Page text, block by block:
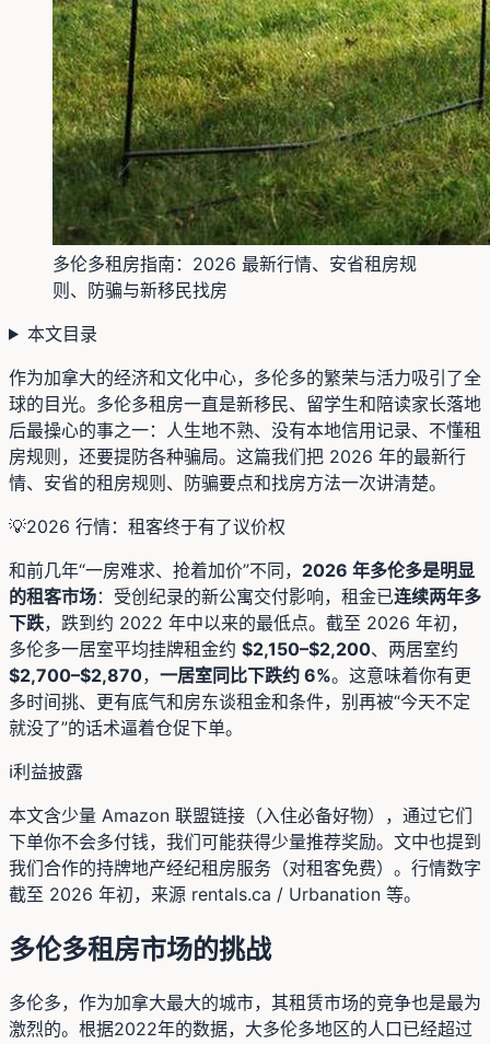
多伦多租房指南：2026 最新行情、安省租房规
则、防骗与新移民找房
本文目录
作为加拿大的经济和文化中心，多伦多的繁荣与活力吸引了全
球的目光。多伦多租房一直是新移民、留学生和陪读家长落地
后最操心的事之一：人生地不熟、没有本地信用记录、不懂租
房规则，还要提防各种骗局。这篇我们把 2026 年的最新行
情、安省的租房规则、防骗要点和找房方法一次讲清楚。
💡2026 行情：租客终于有了议价权
和前几年“一房难求、抢着加价”不同， 2026 年多伦多是明显
的租客市场：受创纪录的新公寓交付影响，租金已连续两年多
下跌，跌到约 2022 年中以来的最低点。截至 2026 年初，
多伦多一居室平均挂牌租金约 $2,150–$2,200、两居室约
$2,700–$2,870， 一居室同比下跌约 6%。这意味着你有更
多时间挑、更有底气和房东谈租金和条件，别再被“今天不定
就没了”的话术逼着仓促下单。
ℹ️利益披露
本文含少量 Amazon 联盟链接（入住必备好物），通过它们
下单你不会多付钱，我们可能获得少量推荐奖励。文中也提到
我们合作的持牌地产经纪租房服务（对租客免费）。行情数字
截至 2026 年初，来源 rentals.ca / Urbanation 等。
多伦多租房市场的挑战
多伦多，作为加拿大最大的城市，其租赁市场的竞争也是最为
激烈的。根据2022年的数据，大多伦多地区的人口已经超过